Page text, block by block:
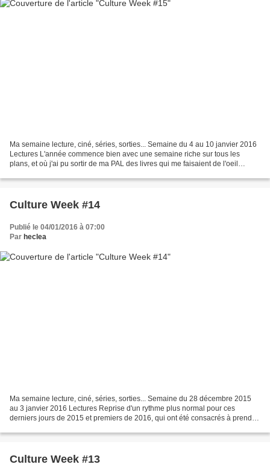
Ma semaine lecture, ciné, séries, sorties... Semaine du 4 au 10 janvier 2016
Lectures L'année commence bien avec une semaine riche sur tous les
plans, et où j'ai pu sortir de ma PAL des livres qui me faisaient de l'oeil
Culture Week #14
Publié le 04/01/2016 à 07:00
Par heclea
Ma semaine lecture, ciné, séries, sorties... Semaine du 28 décembre 2015
au 3 janvier 2016 Lectures Reprise d'un rythme plus normal pour ces
derniers jours de 2015 et premiers de 2016, qui ont été consacrés à prendre
Culture Week #13